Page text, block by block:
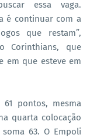
essa vaga.
é continuar com a
que restam”,
Corinthians, que
em que esteve em
pontos, mesma
quarta colocação
63. O Empoli